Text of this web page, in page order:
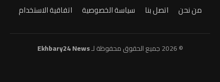
من نحن اتصل بنا سياسة الخصوصية اتفاقية الاستخدام
© 2026 جميع الحقوق محفوظة لـ Ekhbary24 News